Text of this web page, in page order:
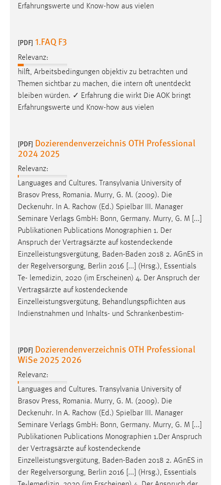
Erfahrungswerte und Know-how aus vielen
[PDF] 1.FAQ F3
Relevanz:
hilft, Arbeitsbedingungen objektiv zu betrachten und
Themen sichtbar zu machen, die intern oft unentdeckt
bleiben würden. ✓ Erfahrung die wirkt Die AOK bringt
Erfahrungswerte und Know-how aus vielen
[PDF] Dozierendenverzeichnis OTH Professional
2024 2025
Relevanz:
Languages and Cultures. Transylvania University of
Brasov Press, Romania. Murry, G. M. (2009). Die
Deckenuhr. In A. Rachow (Ed.) Spielbar III. Manager
Seminare Verlags GmbH: Bonn, Germany. Murry, G. M [...]
Publikationen Publications Monographien 1. Der
Anspruch der Vertragsärzte auf kostendeckende
Einzelleistungsvergütung, Baden-Baden 2018 2. AGnES in
der Regelversorgung, Berlin 2016 [...] (Hrsg.), Essentials
Te- lemedizin, 2020 (im Erscheinen) 4. Der Anspruch der
Vertragsärzte auf kostendeckende
Einzelleistungsvergütung, Behandlungspflichten aus
Indienstnahmen und Inhalts- und Schrankenbestim-
[PDF] Dozierendenverzeichnis OTH Professional
WiSe 2025 2026
Relevanz:
Languages and Cultures. Transylvania University of
Brasov Press, Romania. Murry, G. M. (2009). Die
Deckenuhr. In A. Rachow (Ed.) Spielbar III. Manager
Seminare Verlags GmbH: Bonn, Germany. Murry, G. M [...]
Publikationen Publications Monographien 1.Der Anspruch
der Vertragsärzte auf kostendeckende
Einzelleistungsvergütung, Baden-Baden 2018 2. AGnES in
der Regelversorgung, Berlin 2016 [...] (Hrsg.), Essentials